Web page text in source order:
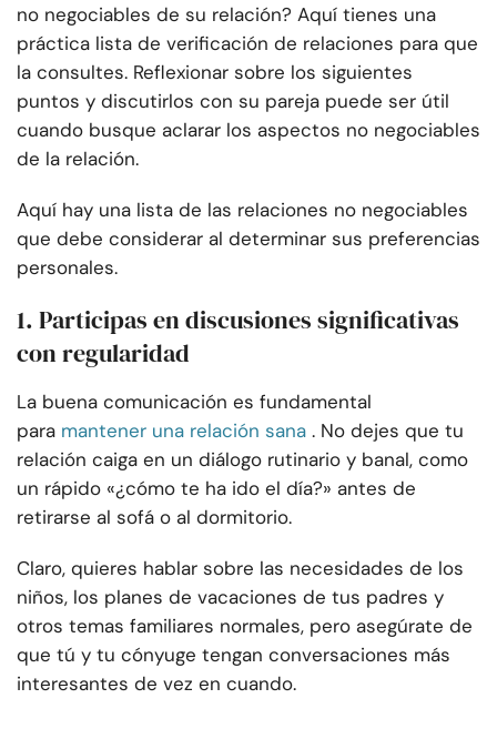
no negociables de su relación? Aquí tienes una
práctica lista de verificación de relaciones para que
la consultes. Reflexionar sobre los siguientes
puntos y discutirlos con su pareja puede ser útil
cuando busque aclarar los aspectos no negociables
de la relación.
Aquí hay una lista de las relaciones no negociables
que debe considerar al determinar sus preferencias
personales.
1. Participas en discusiones significativas
con regularidad
La buena comunicación es fundamental
para mantener una relación sana . No dejes que tu
relación caiga en un diálogo rutinario y banal, como
un rápido «¿cómo te ha ido el día?» antes de
retirarse al sofá o al dormitorio.
Claro, quieres hablar sobre las necesidades de los
niños, los planes de vacaciones de tus padres y
otros temas familiares normales, pero asegúrate de
que tú y tu cónyuge tengan conversaciones más
interesantes de vez en cuando.